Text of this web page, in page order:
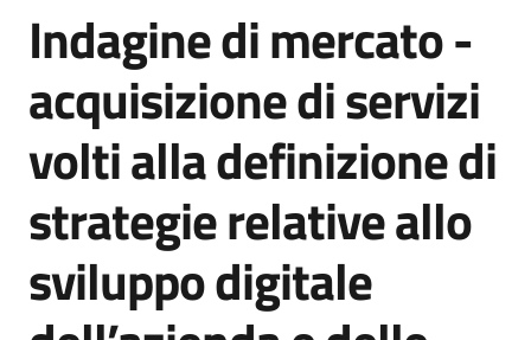
e
strumenti
acquisto
Piattaforme
telematiche
Salta al contenuto
Indagine di mercato -
acquisizione di servizi
volti alla definizione di
strategie relative allo
sviluppo digitale